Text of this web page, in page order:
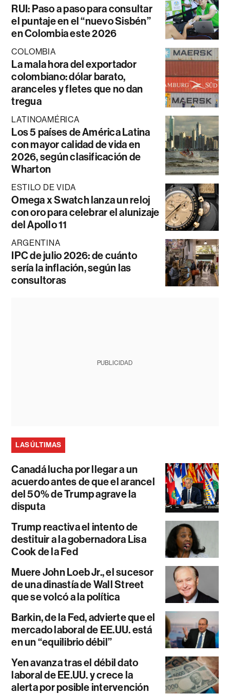
RUI: Paso a paso para consultar
el puntaje en el “nuevo Sisbén”
en Colombia este 2026
COLOMBIA
La mala hora del exportador
colombiano: dólar barato,
aranceles y fletes que no dan
tregua
LATINOAMÉRICA
Los 5 países de América Latina
con mayor calidad de vida en
2026, según clasificación de
Wharton
ESTILO DE VIDA
Omega x Swatch lanza un reloj
con oro para celebrar el alunizaje
del Apollo 11
ARGENTINA
IPC de julio 2026: de cuánto
sería la inflación, según las
consultoras
PUBLICIDAD
LAS ÚLTIMAS
Canadá lucha por llegar a un
acuerdo antes de que el arancel
del 50% de Trump agrave la
disputa
Trump reactiva el intento de
destituir a la gobernadora Lisa
Cook de la Fed
Muere John Loeb Jr., el sucesor
de una dinastía de Wall Street
que se volcó a la política
Barkin, de la Fed, advierte que el
mercado laboral de EE.UU. está
en un “equilibrio débil”
Yen avanza tras el débil dato
laboral de EE.UU. y crece la
alerta por posible intervención